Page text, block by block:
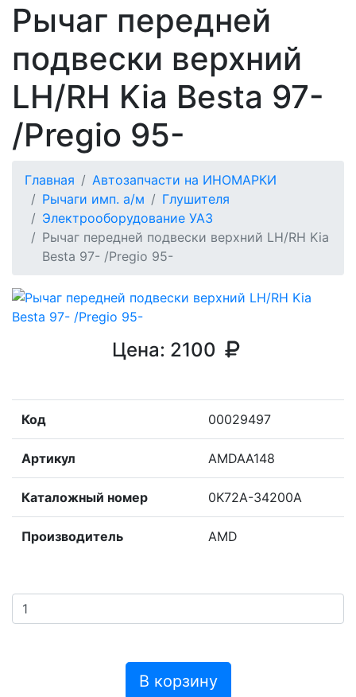
Рычаг передней
подвески верхний
LH/RH Kia Besta 97-
/Pregio 95-
Главная
Автозапчасти на ИНОМАРКИ
Рычаги имп. а/м
Глушителя
Электрооборудование УАЗ
Рычаг передней подвески верхний LH/RH Kia
Besta 97- /Pregio 95-
Цена: 2100
Код 00029497
Артикул AMDAA148
Каталожный номер 0K72A-34200A
Производитель AMD
В корзину